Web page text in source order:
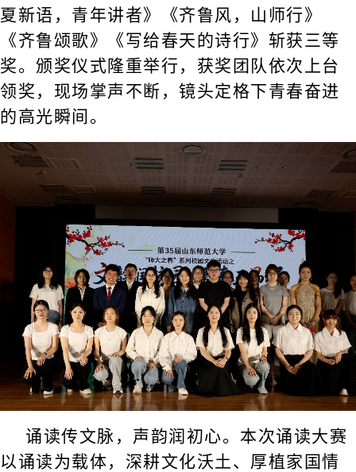
夏新语，青年讲者》《齐鲁风，山师行》
《齐鲁颂歌》《写给春天的诗行》斩获三等
奖。颁奖仪式隆重举行，获奖团队依次上台
领奖，现场掌声不断，镜头定格下青春奋进
的高光瞬间。
诵读传文脉，声韵润初心。本次诵读大赛
以诵读为载体，深耕文化沃土、厚植家国情